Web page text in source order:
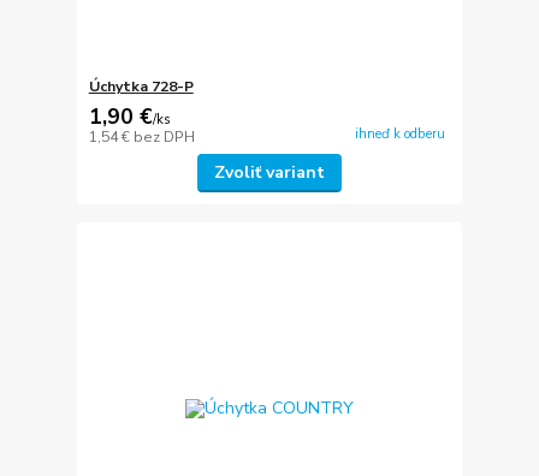
Úchytka 728-P
1,90 €/ks
1,54 € bez DPH ihneď k odberu
Zvoliť variant